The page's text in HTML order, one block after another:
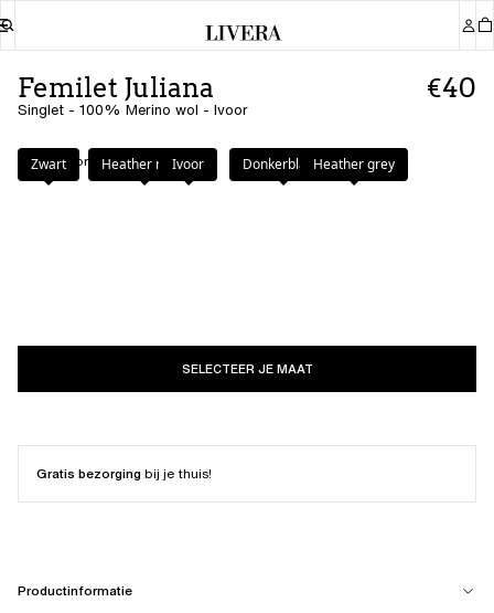
Femilet Juliana
Singlet - 100% Merino wol - Ivoor
€40
Kleur: Ivoor
Zwart Heather nudeIvoor DonkerblauwHeather grey
SELECTEER JE MAAT
Gratis bezorgingbij je thuis!
Productinformatie